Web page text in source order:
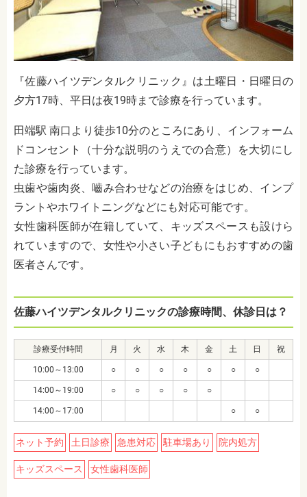
『佐藤ハイツデンタルクリニック』は土曜日・日曜日の
夕方17時、平日は夜19時まで診療を行っています。
田端駅 南口より徒歩10分のところにあり、インフォーム
ドコンセント（十分な説明のうえでの合意）を大切にし
た診療を行っています。
虫歯や歯肉炎、嚙み合わせなどの治療をはじめ、インプ
ラントやホワイトニングなどにも対応可能です。
女性歯科医師が在籍していて、キッズスペースも設けら
れていますので、女性や小さい子どもにもおすすめの歯
医者さんです。
佐藤ハイツデンタルクリニックの診療時間、休診日は？
診療受付時間 月 火 水 木 金 土 日 祝
10:00～13:00 ○ ○ ○ ○ ○ ○ ○
14:00～19:00 ○ ○ ○ ○ ○
14:00～17:00 ○ ○
ネット予約 土日診療 急患対応 駐車場あり 院内処方
キッズスペース 女性歯科医師